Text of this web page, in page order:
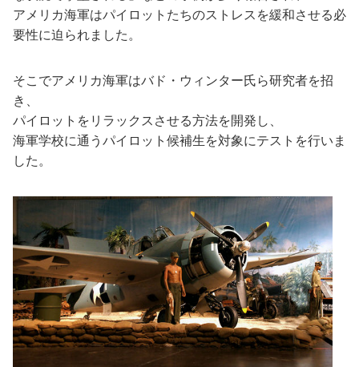
アメリカ海軍はパイロットたちのストレスを緩和させる必
要性に迫られました。
そこでアメリカ海軍はバド・ウィンター氏ら研究者を招
き、
パイロットをリラックスさせる方法を開発し、
海軍学校に通うパイロット候補生を対象にテストを行いま
した。